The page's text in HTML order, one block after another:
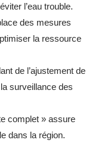
l’eau trouble.
des mesures
la ressource
de l’ajustement de
surveillance des
complet » assure
dans la région.